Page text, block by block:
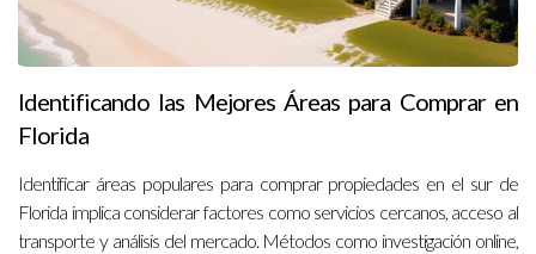
Identificando las Mejores Áreas para Comprar en
Florida
Identificar áreas populares para comprar propiedades en el sur de
Florida implica considerar factores como servicios cercanos, acceso al
transporte y análisis del mercado. Métodos como investigación online,